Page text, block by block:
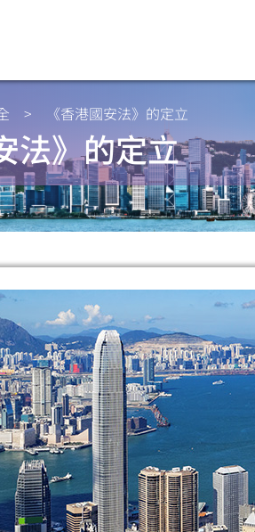
> 《香港國安法》的定立
法》的定立
掃一掃關注我
微